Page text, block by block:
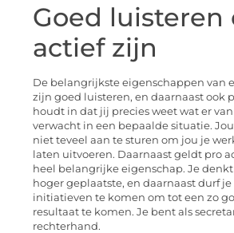
Goed luisteren
actief zijn
De belangrijkste eigenschappen van
zijn goed luisteren, en daarnaast ook
houdt in dat jij precies weet wat er
verwacht in een bepaalde situatie.
niet teveel aan te sturen om jou je
laten uitvoeren. Daarnaast geldt pro
heel belangrijke eigenschap. Je
hoger geplaatste, en daarnaast durf
initiatieven te komen om tot een zo
resultaat te komen. Je bent als
rechterhand.